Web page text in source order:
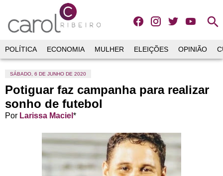
search
POLÍTICA ECONOMIA MULHER ELEIÇÕES OPINIÃO
SÁBADO, 6 DE JUNHO DE 2020
Potiguar faz campanha para realizar
sonho de futebol
Por Larissa Maciel *